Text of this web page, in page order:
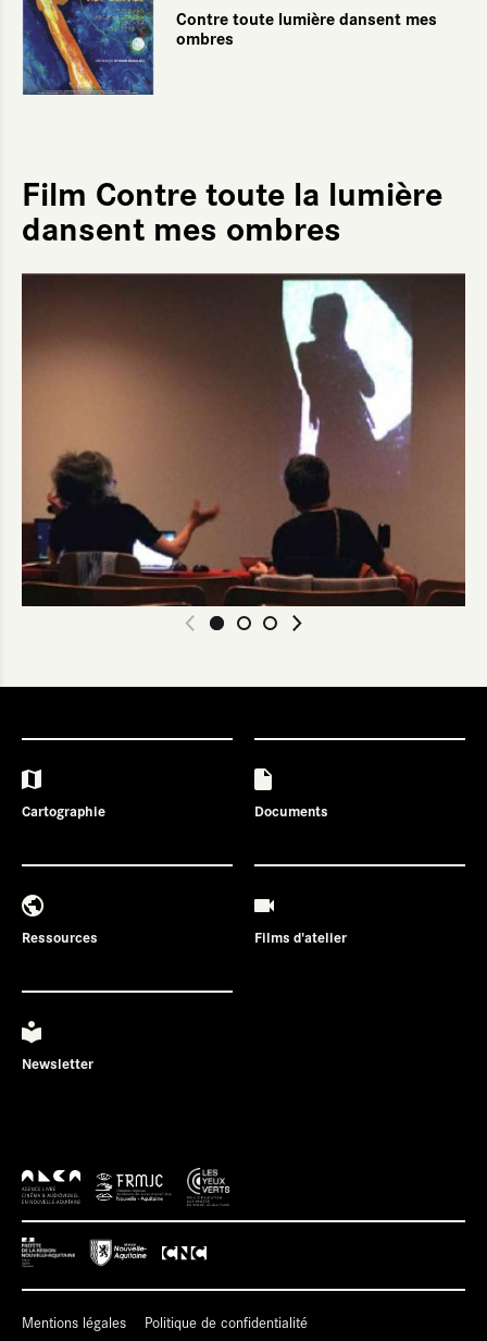
Contre toute lumière dansent mes
ombres
Film Contre toute la lumière
dansent mes ombres
Cartographie Documents
Ressources Films d'atelier
Newsletter
Mentions légales Politique de confidentialité